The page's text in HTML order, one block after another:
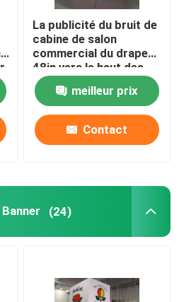
La publicité du bruit de
cabine de salon
commercial du drapeau
48in vers le haut des
bannières de plafond
d'affichagemeilleur prix
Contact
(24)